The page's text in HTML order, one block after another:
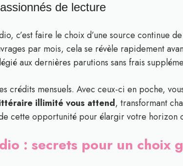
de lecture
c’est faire le choix d’une source continue
par mois, cela se révèle rapidement
aux dernières parutions sans frais
crédits mensuels. Avec ceux-ci en poche,
illimité vous attend, transformant
cette opportunité pour élargir votre horizon
: secrets pour un choix